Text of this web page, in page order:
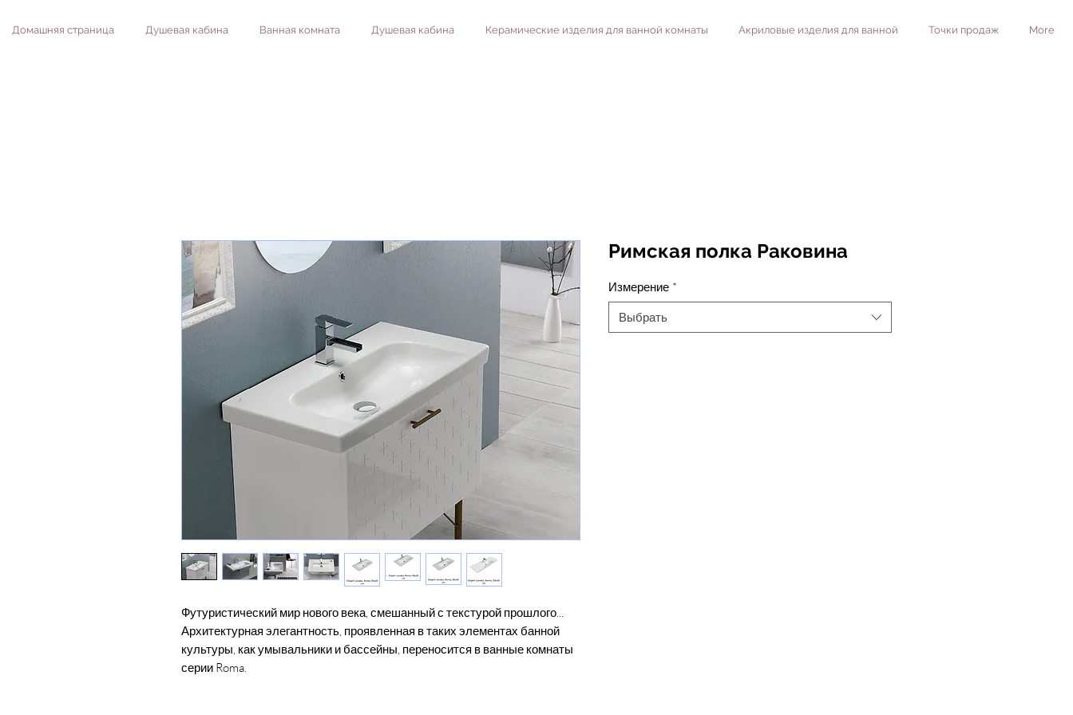
Домашняя страница Душевая кабина Ванная комната Душевая кабина Керамические изделия для ванной комнаты Акриловые изделия для ванной Точки продаж More
Футуристический мир нового века, смешанный с текстурой прошлого...
Архитектурная элегантность, проявленная в таких элементах банной
культуры, как умывальники и бассейны, переносится в ванные комнаты
серии Roma.
Римская полка Раковина
Измерение *
Выбрать